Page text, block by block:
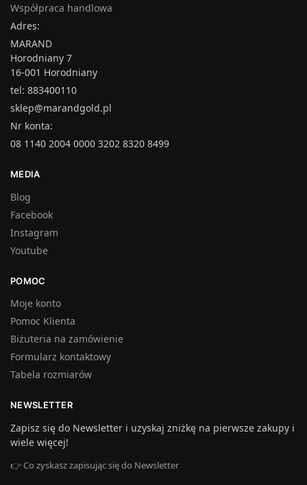
Współpraca handlowa
Adres:
MARAND
Horodniany 7
16-001 Horodniany
tel: 883400110
sklep@marandgold.pl
Nr konta:
08 1140 2004 0000 3202 8320 8499
MEDIA
Blog
Facebook
Instagram
Youtube
POMOC
Moje konto
Pomoc Klienta
Biżuteria na zamówienie
Formularz kontaktowy
Tabela rozmiarów
NEWSLETTER
Zapisz się do Newsletter i uzyskaj zniżkę na pierwsze zakupy i
wiele więcej!
👉 Co zyskasz zapisując się do Newsletter